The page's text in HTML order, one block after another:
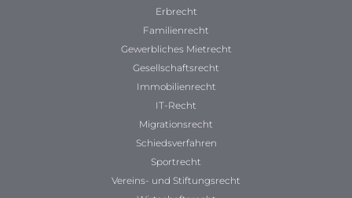
Erbrecht
Familienrecht
Gewerbliches Mietrecht
Gesellschaftsrecht
Immobilienrecht
IT-Recht
Migrationsrecht
Schiedsverfahren
Sportrecht
Vereins- und Stiftungsrecht